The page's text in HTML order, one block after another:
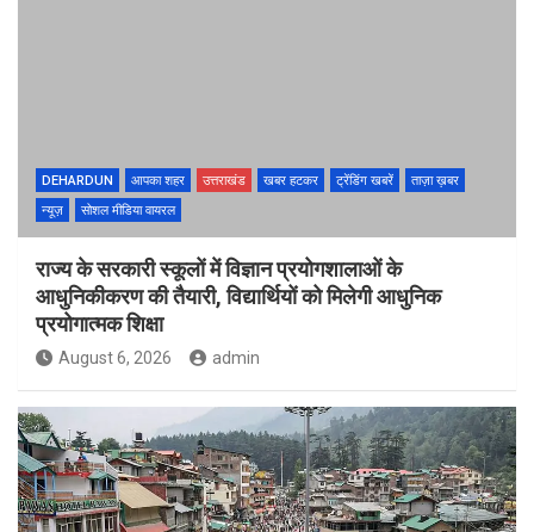
DEHARDUN आपका शहर उत्तराखंड खबर हटकर ट्रेंडिंग खबरें
ताज़ा ख़बर
न्यूज़
सोशल मीडिया वायरल
राज्य के सरकारी स्कूलों में विज्ञान प्रयोगशालाओं के
आधुनिकीकरण की तैयारी, विद्यार्थियों को मिलेगी आधुनिक
प्रयोगात्मक शिक्षा
August 6, 2026 admin